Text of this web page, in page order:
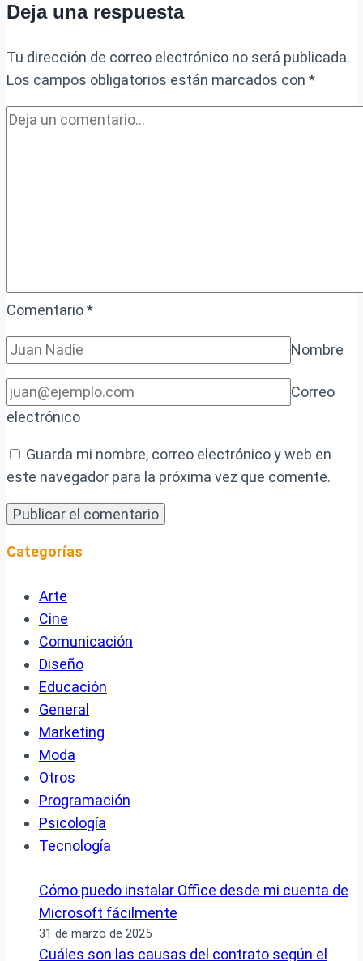
del
son
los
mejores
para
Deja una respuesta
Tu dirección de correo electrónico no será publicada.
Los campos obligatorios están marcados con *
Comentario*
Nombre
Correo
electrónico
Guarda mi nombre, correo electrónico y web en
este navegador para la próxima vez que comente.
Categorías
Arte
Cine
Comunicación
Diseño
Educación
General
Marketing
Moda
Otros
Programación
Psicología
Tecnología
Cómo puedo instalar Office desde mi cuenta de
Microsoft fácilmente
31 de marzo de 2025
Cuáles son las causas del contrato según el